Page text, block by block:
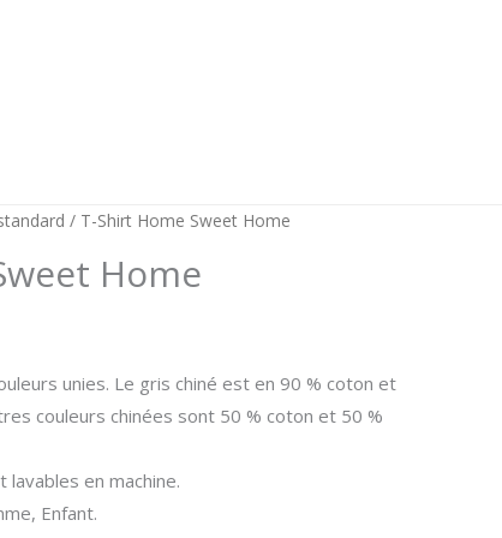
/ T-Shirt Home Sweet Home
Home
unies. Le gris chiné est en 90 % coton et
couleurs chinées sont 50 % coton et 50 %
en machine.
Enfant.